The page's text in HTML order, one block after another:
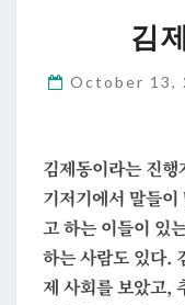
김
October 13,
김제동이라는 진
기저기에서 말들
고 하는 이들이 있
하는 사람도 있다.
제 사회를 보았고,